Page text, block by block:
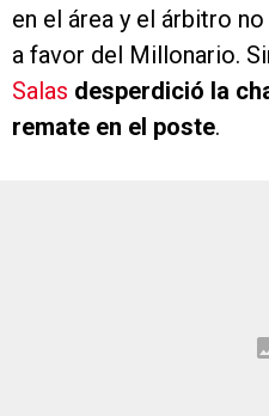
en el área y el árbitro
a favor del Millonario.
Salas desperdició la
remate en el poste.